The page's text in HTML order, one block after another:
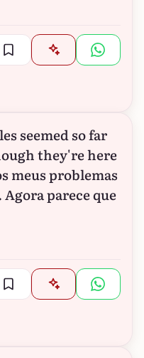
seemed so far
they're here
meus problemas
parece que